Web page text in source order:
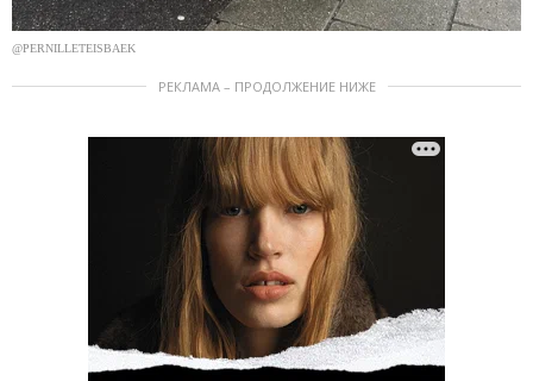
@PERNILLETEISBAEK
РЕКЛАМА – ПРОДОЛЖЕНИЕ НИЖЕ